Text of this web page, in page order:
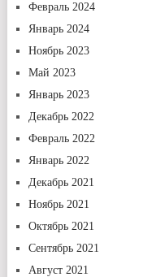
Февраль 2024
Январь 2024
Ноябрь 2023
Май 2023
Январь 2023
Декабрь 2022
Февраль 2022
Январь 2022
Декабрь 2021
Ноябрь 2021
Октябрь 2021
Сентябрь 2021
Август 2021